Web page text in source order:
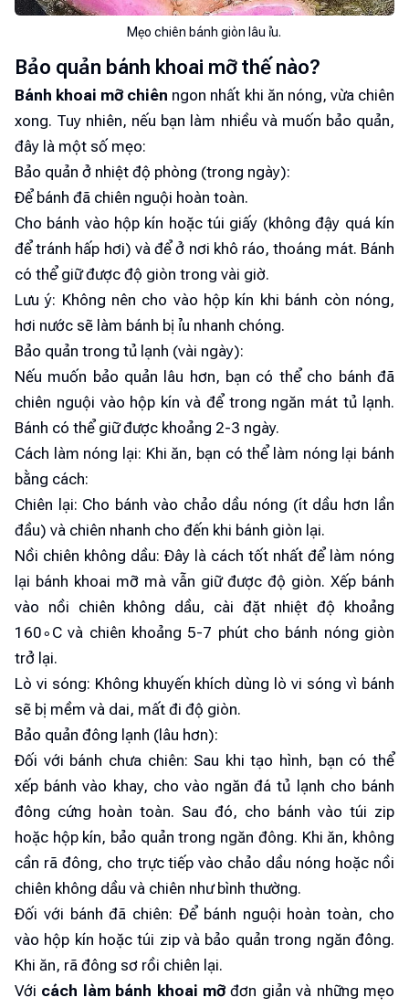
Mẹo chiên bánh giòn lâu ỉu.
Bảo quản bánh khoai mỡ thế nào?
Bánh khoai mỡ chiên ngon nhất khi ăn nóng, vừa chiên
xong. Tuy nhiên, nếu bạn làm nhiều và muốn bảo quản,
đây là một số mẹo:
Bảo quản ở nhiệt độ phòng (trong ngày):
Để bánh đã chiên nguội hoàn toàn.
Cho bánh vào hộp kín hoặc túi giấy (không đậy quá kín
để tránh hấp hơi) và để ở nơi khô ráo, thoáng mát. Bánh
có thể giữ được độ giòn trong vài giờ.
Lưu ý: Không nên cho vào hộp kín khi bánh còn nóng,
hơi nước sẽ làm bánh bị ỉu nhanh chóng.
Bảo quản trong tủ lạnh (vài ngày):
Nếu muốn bảo quản lâu hơn, bạn có thể cho bánh đã
chiên nguội vào hộp kín và để trong ngăn mát tủ lạnh.
Bánh có thể giữ được khoảng 2-3 ngày.
Cách làm nóng lại: Khi ăn, bạn có thể làm nóng lại bánh
bằng cách:
Chiên lại: Cho bánh vào chảo dầu nóng (ít dầu hơn lần
đầu) và chiên nhanh cho đến khi bánh giòn lại.
Nồi chiên không dầu: Đây là cách tốt nhất để làm nóng
lại bánh khoai mỡ mà vẫn giữ được độ giòn. Xếp bánh
vào nồi chiên không dầu, cài đặt nhiệt độ khoảng
160∘C và chiên khoảng 5-7 phút cho bánh nóng giòn
trở lại.
Lò vi sóng: Không khuyến khích dùng lò vi sóng vì bánh
sẽ bị mềm và dai, mất đi độ giòn.
Bảo quản đông lạnh (lâu hơn):
Đối với bánh chưa chiên: Sau khi tạo hình, bạn có thể
xếp bánh vào khay, cho vào ngăn đá tủ lạnh cho bánh
đông cứng hoàn toàn. Sau đó, cho bánh vào túi zip
hoặc hộp kín, bảo quản trong ngăn đông. Khi ăn, không
cần rã đông, cho trực tiếp vào chảo dầu nóng hoặc nồi
chiên không dầu và chiên như bình thường.
Đối với bánh đã chiên: Để bánh nguội hoàn toàn, cho
vào hộp kín hoặc túi zip và bảo quản trong ngăn đông.
Khi ăn, rã đông sơ rồi chiên lại.
Với cách làm bánh khoai mỡđơn giản và những mẹo